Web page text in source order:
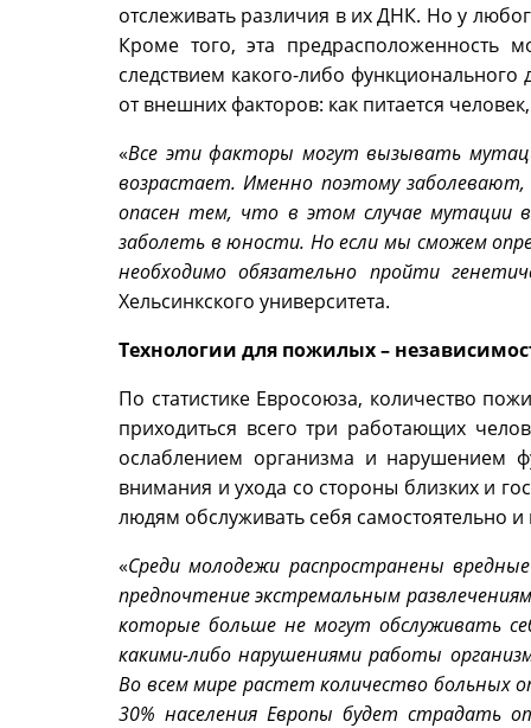
отслеживать различия в их ДНК. Но у
Кроме того, эта предрасположенность
следствием какого-либо функционального
от внешних факторов: как питается
«Все эти факторы могут вызывать
возрастает. Именно поэтому
опасен тем, что в этом случае мутации
заболеть в юности. Но если мы сможем
необходимо обязательно пройти
Хельсинкского университета.
Технологии для пожилых –
По статистике Евросоюза, количество
приходиться всего три работающих
ослаблением организма и нарушением
внимания и ухода со стороны близких и
людям обслуживать себя самостоятельно
«Среди молодежи распространены
предпочтение экстремальным
которые больше не могут обслуживать
какими-либо нарушениями работы
Во всем мире растет количество больных
30% населения Европы будет страдать